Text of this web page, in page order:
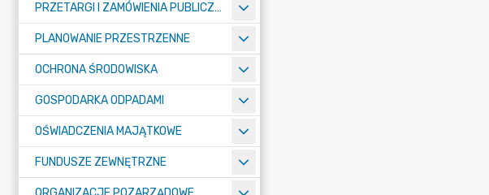
PRZETARGI I ZAMÓWIENIA PUBLICZNE
PLANOWANIE PRZESTRZENNE
OCHRONA ŚRODOWISKA
GOSPODARKA ODPADAMI
OŚWIADCZENIA MAJĄTKOWE
FUNDUSZE ZEWNĘTRZNE